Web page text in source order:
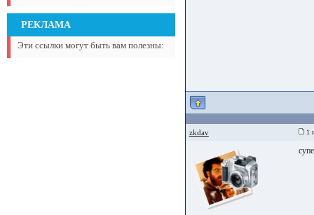
РЕКЛАМА
Эти ссылки могут быть вам полезны:
zkdav 1